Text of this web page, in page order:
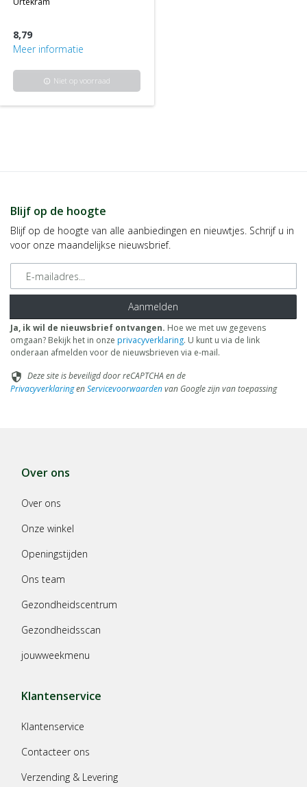
8,79
Meer informatie
info Niet op voorraad
Blijf op de hoogte
Blijf op de hoogte van alle aanbiedingen en nieuwtjes. Schrijf u in
voor onze maandelijkse nieuwsbrief.
E-mailadres
Aanmelden
Ja, ik wil de nieuwsbrief ontvangen. Hoe we met uw gegevens
omgaan? Bekijk het in onze privacyverklaring. U kunt u via de link
onderaan afmelden voor de nieuwsbrieven via e-mail.
security Deze site is beveiligd door reCAPTCHA en de
PrivacyverklaringenServicevoorwaardenvan Google zijn van toepassing
Over ons
Over ons
Onze winkel
Openingstijden
Ons team
Gezondheidscentrum
Gezondheidsscan
jouwweekmenu
Klantenservice
Klantenservice
Contacteer ons
Verzending & Levering